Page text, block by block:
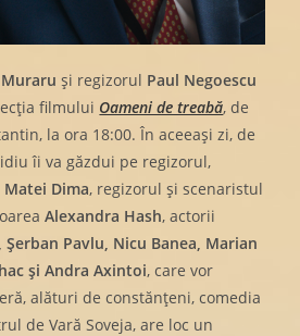
și regizorul Paul Negoescu
filmului Oameni de treabă, de
la ora 18:00. În aceeași zi, de
îi va găzdui pe regizorul,
Matei Dima, regizorul și scenaristul
Alexandra Hash, actorii
Șerban Pavlu, Nicu Banea, Marian
și Andra Axintoi, care vor
alături de constănțeni, comedia
de Vară Soveja, are loc un